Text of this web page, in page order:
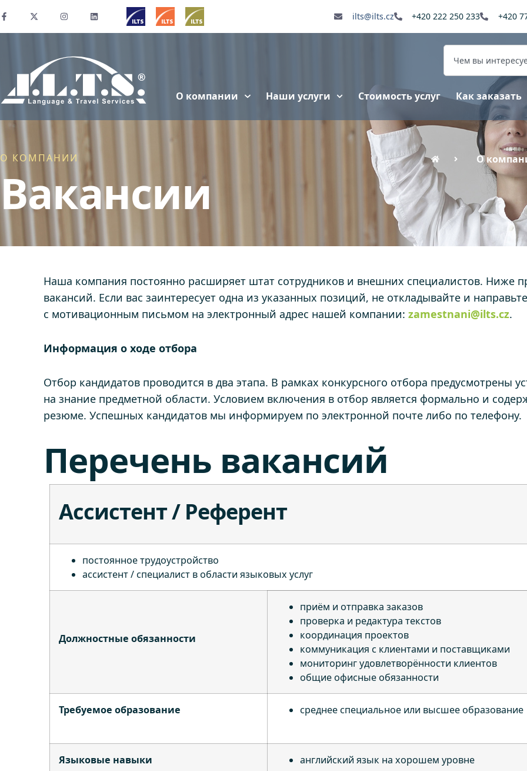
ilts@ilts.cz +420 222 250 233 +420
О компании Наши услуги Стоимость услуг Как заказать
О КОМПАНИИ
Вакансии
О
Наша компания постоянно расширяет штат сотрудников и внешних специалистов. Ниже
вакансий. Если вас заинтересует одна из указанных позиций, не откладывайте и
с мотивационным письмом на электронный адрес нашей компании: zamestnani@ilts.cz.
Информация о ходе отбора
Отбор кандидатов проводится в два этапа. В рамках конкурсного отбора предусмотрены
на знание предметной области. Условием включения в отбор является формально и
резюме. Успешных кандидатов мы информируем по электронной почте либо по телефону.
Перечень вакансий
Ассистент / Референт
постоянное трудоустройство
ассистент / специалист в области языковых услуг
Должностные обязанности
приём и отправка заказов
проверка и редактура текстов
координация проектов
коммуникация с клиентами и поставщиками
мониторинг удовлетворённости клиентов
общие офисные обязанности
Требуемое образование среднее специальное или высшее образование
Языковые навыки английский язык на хорошем уровне